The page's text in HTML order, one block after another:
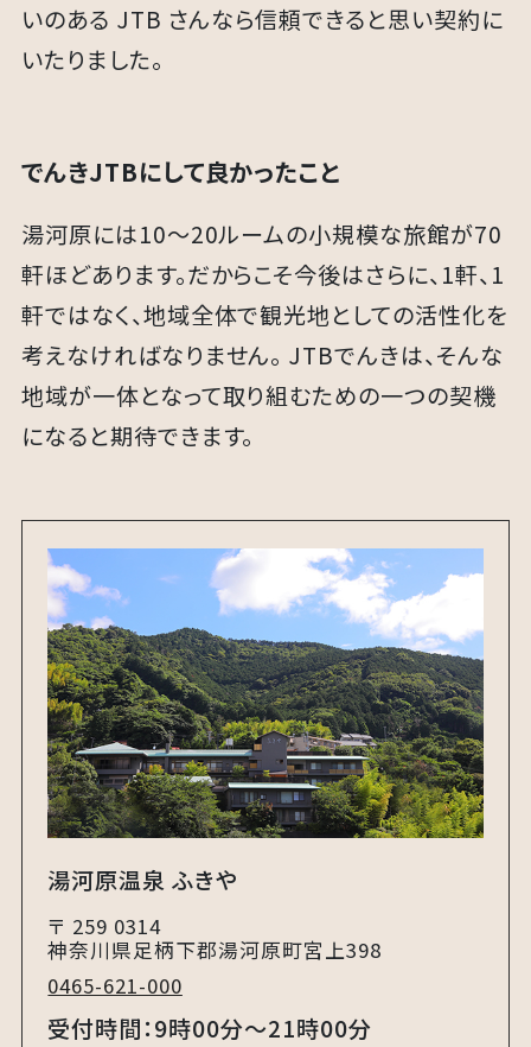
いのある JTB さんなら信頼できると思い契約に
いたりました。
でんきJTBにして良かったこと
湯河原には10～20ルームの小規模な旅館が70
軒ほどあります。だからこそ今後はさらに、1軒、1
軒ではなく、地域全体で観光地としての活性化を
考えなければなりません。 JTBでんきは、そんな
地域が一体となって取り組むための一つの契機
になると期待できます。
湯河原温泉 ふきや
〒 259 0314
神奈川県足柄下郡湯河原町宮上398 ​
0465-621-000​
受付時間：9時00分～21時00分